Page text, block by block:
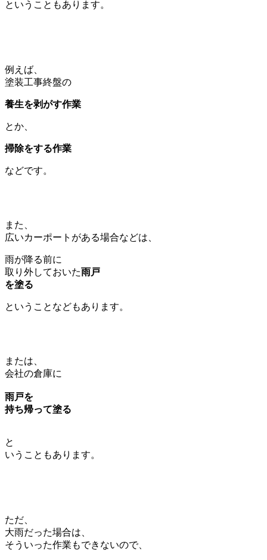
ということもあります。
例えば、
塗装工事終盤の
養生を剥がす作業
とか、
掃除をする作業
などです。
また、
広いカーポートがある場合などは、
雨が降る前に
取り外しておいた雨戸
を塗る
ということなどもあります。
または、
会社の倉庫に
雨戸を
持ち帰って塗る
と
いうこともあります。
ただ、
大雨だった場合は、
そういった作業もできないので、